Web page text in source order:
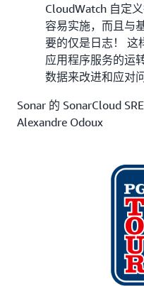
CloudWatch 自定
容易实施，而且与
要的仅是日志！ 这
应用程序服务的运
数据来改进和应对问
Sonar 的 SonarCloud
Alexandre Odoux